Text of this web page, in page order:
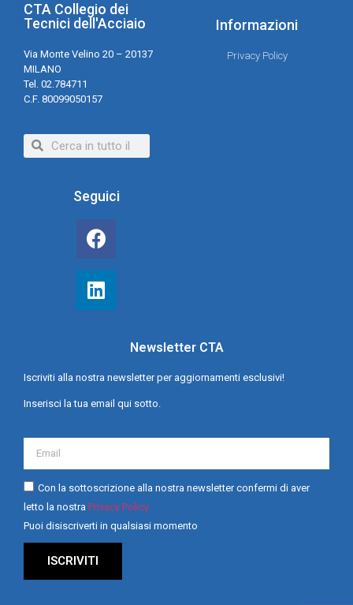
CTA Collegio dei
Tecnici dell'Acciaio
Via Monte Velino 20 – 20137
MILANO
Tel. 02.784711
C.F. 80099050157
Informazioni
Privacy Policy
Seguici
Newsletter CTA
Iscriviti alla nostra newsletter per aggiornamenti esclusivi!
Inserisci la tua email qui sotto.
Con la sottoscrizione alla nostra newsletter confermi di aver
letto la nostra Privacy Policy
Puoi disiscriverti in qualsiasi momento
ISCRIVITI